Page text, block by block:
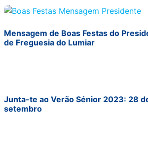
Mensagem de Boas Festas do
de Freguesia do Lumiar
Junta-te ao Verão Sénior 2023: 28
setembro